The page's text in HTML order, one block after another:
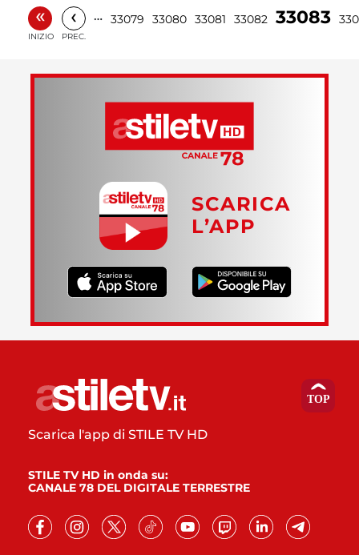
«
INIZIO
‹
PREC.
… 33079 33080 33081 33082 33083
SCARICA
L’APP
Scarica l'app di STILE TV HD
STILE TV HD in onda su:
CANALE 78 DEL DIGITALE TERRESTRE